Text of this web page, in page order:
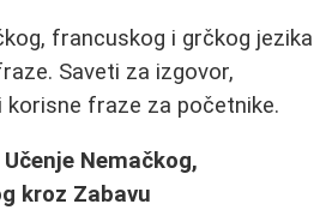
francuskog i grčkog jezika
Saveti za izgovor,
korisne fraze za početnike.
Nemačkog,
kroz Zabavu